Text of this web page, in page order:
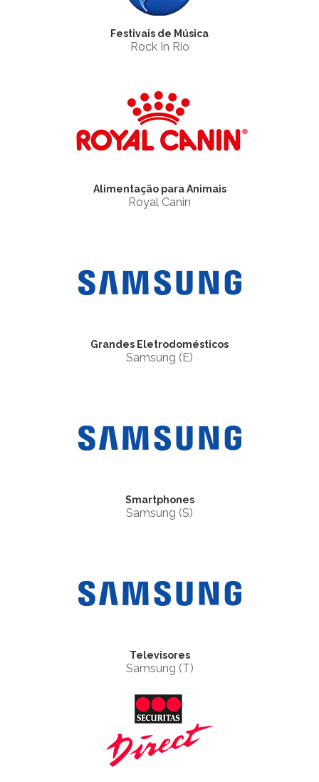
Festivais de Música
Rock In Rio
Alimentação para Animais
Royal Canin
Grandes Eletrodomésticos
Samsung (E)
Smartphones
Samsung (S)
Televisores
Samsung (T)